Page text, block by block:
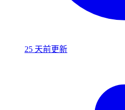
25 天前更新